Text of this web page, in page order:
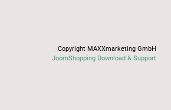
Copyright MAXXmarketing GmbH
JoomShopping Download & Support